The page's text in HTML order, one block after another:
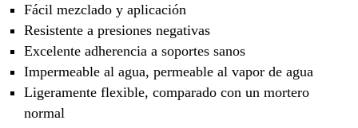
Fácil mezclado y aplicación
Resistente a presiones negativas
Excelente adherencia a soportes sanos
Impermeable al agua, permeable al vapor de agua
Ligeramente flexible, comparado con un mortero
normal